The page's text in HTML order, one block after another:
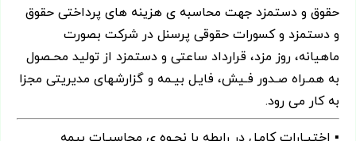
حقوق و دستمزد جهت محاسبه ی هزینه های پرداختی حقوق
و دستمزد و کسورات حقوقی پرسنل در شرکت بصورت
ماهیانه، روز مزد، قرارداد ساعتی و دستمزد از تولید محـصول
به همـراه صـدور فـیش، فایـل بیـمه و گزارشهای مدیریتی مجزا
به کار می رود.